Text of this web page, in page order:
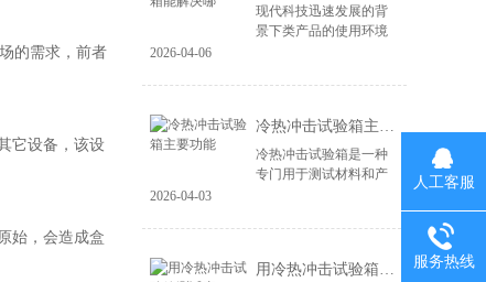
的需求，前者
它设备，该设
始，会造成盒
现代科技迅速发展的背
景下类产品的使用环境
航空航天设备等，对材
了更高的要求。...
2026-04-06
冷热冲击试验箱主要功能
冷热冲击试验箱是一种
专门用于测试材料和产
包括： 温度变化模拟：
速将样品暴露于高...
2026-04-03
用冷热冲击试验箱测试真
人工客服
服务热线